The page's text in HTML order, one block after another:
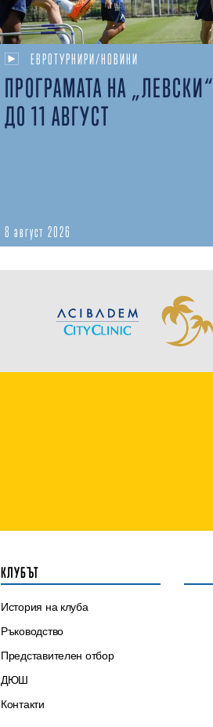
ЕВРОТУРНИРИ/НОВИНИ
ПРОГРАМАТА НА „ЛЕВСКИ“
ДО 11 АВГУСТ
8 август 2026
КЛУБЪТ
История на клуба
Ръководство
Представителен отбор
ДЮШ
Контакти